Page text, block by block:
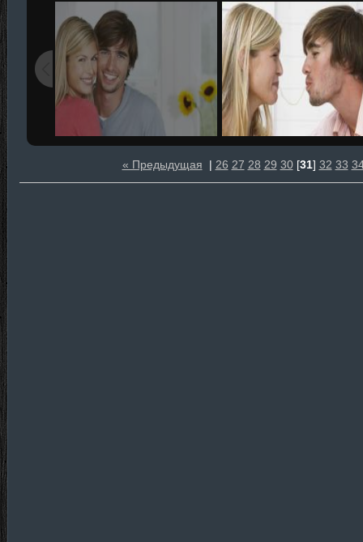
« Предыдущая | 26 27 28 29 30[31] 32 33